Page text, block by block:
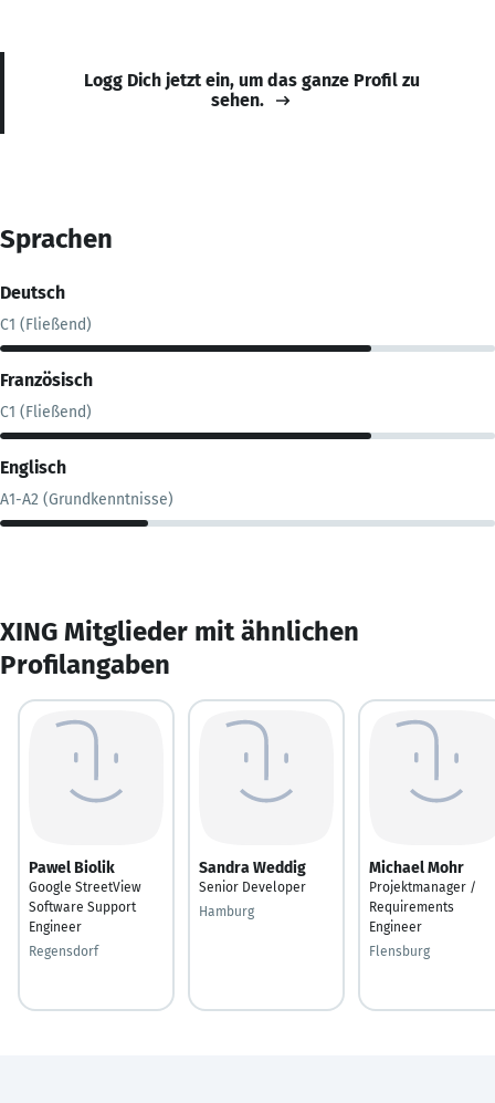
Logg Dich jetzt ein, um das ganze Profil zu
sehen.
Sprachen
Deutsch
C1 (Fließend)
Französisch
C1 (Fließend)
Englisch
A1-A2 (Grundkenntnisse)
XING Mitglieder mit ähnlichen
Profilangaben
Pawel Biolik
Google StreetView
Software Support
Engineer
Regensdorf
Sandra Weddig
Senior Developer
Hamburg
Michael Mohr
Projektmanager /
Requirements
Engineer
Flensburg